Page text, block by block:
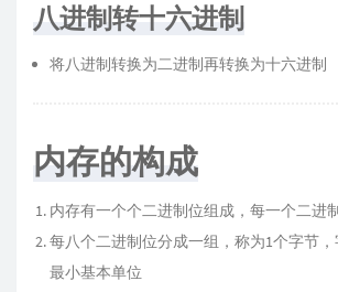
八进制转十六进制
将八进制转换为二进制再转换为十六进制
内存的构成
内存有一个个二进制位组成，每一个二进
每八个二进制位分成一组，称为1个字节
最小基本单位